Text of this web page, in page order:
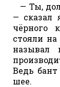
— Ты,
— сказал
чёрного
стояли на
называл
Ведь бант
шее.